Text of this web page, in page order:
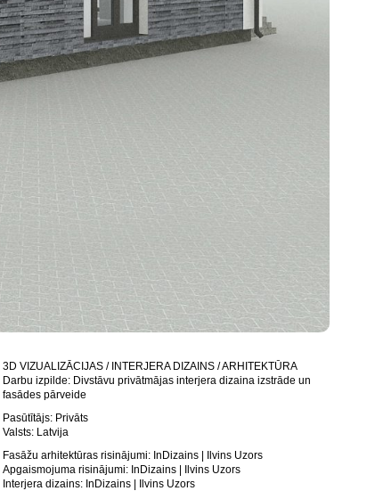
3D VIZUALIZĀCIJAS / INTERJERA DIZAINS / ARHITEKTŪRA
Darbu izpilde: Divstāvu privātmājas interjera dizaina izstrāde un
fasādes pārveide
Pasūtītājs: Privāts
Valsts: Latvija
Fasāžu arhitektūras risinājumi: InDizains | Ilvins Uzors
Apgaismojuma risinājumi: InDizains | Ilvins Uzors
Interjera dizains: InDizains | Ilvins Uzors